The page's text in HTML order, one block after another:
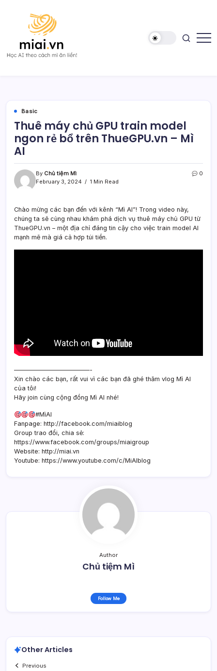
liền!
Basic
Thuê máy chủ GPU train model
ngon rẻ bổ trên ThueGPU.vn – Mì
AI
By Chủ tiệm Mì
February 3, 2024
1 Min Read
0
Chào mừng các bạn đến với kênh “Mì AI”! Trong video này,
chúng ta sẽ cùng nhau khám phá dịch vụ thuê máy chủ GPU từ
ThueGPU.vn – một địa chỉ đáng tin cậy cho việc train model AI
mạnh mẽ mà giá cả hợp túi tiền.
————————————-
Xin chào các bạn, rất vui vì các bạn đã ghé thăm vlog Mì AI
của tôi!
Hãy join cùng cộng đồng Mì AI nhé!
#MìAI
Fanpage: http://facebook.com/miaiblog
Group trao đổi, chia sẻ:
https://www.facebook.com/groups/miaigroup
Website: http://miai.vn
Youtube: https://www.youtube.com/c/MiAIblog
Author
Chủ tiệm Mì
Follow Me
Other Articles
Previous